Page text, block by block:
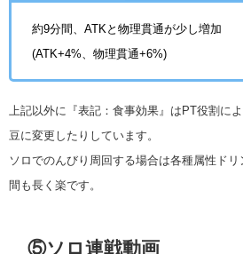
約9分間、ATKと物理貫通が少し増加
(ATK+4%、物理貫通+6%)
上記以外に『表記：食事効果』はPT役割に
豆に変更したりしています。
ソロでのんびり周回する場合は各種属性ド
間も長く楽です。
⑤ソロ連戦動画